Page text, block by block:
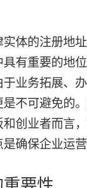
体的注册地
有重要的地
业务拓展、
不可避免的
创业者而言
确保企业运营